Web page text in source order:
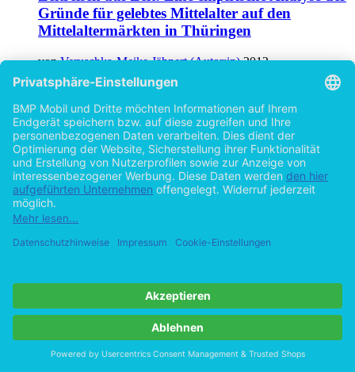
Gründe für gelebtes Mittelalter auf den
Mittelaltermärkten in Thüringen
vonVeruschka-Meike Jähnert (Autor:in) 2012
©2010 Bachelorarbeit
Hilfe/FAQ
Impressum
Datenschutz
AGB
Vertrag widerrufen
Zur Desktop-Version
Copyright ©Imprint in der Bedey & Thoms Media GmbH
byOpen Publishing